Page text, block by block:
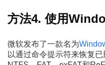
方法4. 使用
微软发布了一款名为
以通过命令提示符来恢复